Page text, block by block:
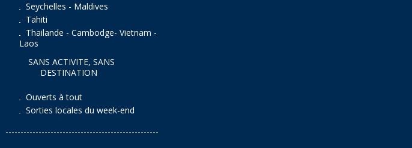
Seychelles - Maldives
Tahiti
Thailande - Cambodge- Vietnam -
Laos
SANS ACTIVITE, SANS
DESTINATION
Ouverts à tout
Sorties locales du week-end